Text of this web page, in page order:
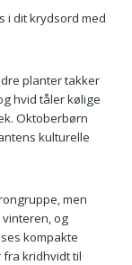
i dit krydsord med
planter takker
hvid tåler kølige
Oktoberbørn
kulturelle
men
og
kompakte
kridhvidt til